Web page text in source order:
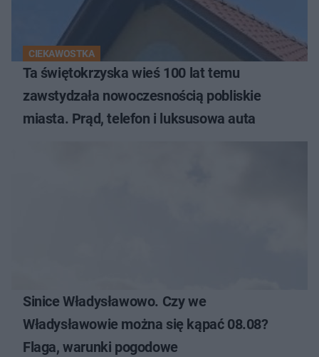
CIEKAWOSTKA
Ta świętokrzyska wieś 100 lat temu
zawstydzała nowoczesnością pobliskie
miasta. Prąd, telefon i luksusowa auta
Sinice Władysławowo. Czy we
Władysławowie można się kąpać 08.08?
Flaga, warunki pogodowe